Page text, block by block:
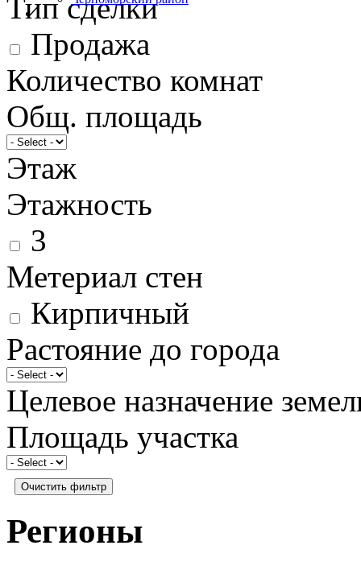
Тип сделки
Продажа
Количество комнат
Общ. площадь
Этаж
Этажность
3
Метериал стен
Кирпичный
Растояние до города
Целевое назначение
Площадь участка
Регионы